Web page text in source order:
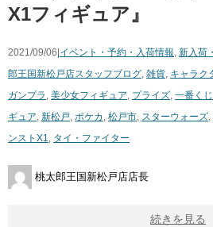
X1フィギュア』
2021/09/06| イベント・予約・入荷情報, 新入荷
郎王国新松戸店スタッフブログ, 雑貨, キャラク
ガンプラ , 美少女フィギュア, プライズ, 一番くじ
ギュア, 新松戸, ポケカ , 松戸市, スターウォーズ,
ンストX1, タイ・ファイター
桃太郎王国新松戸店店長
続きを見る